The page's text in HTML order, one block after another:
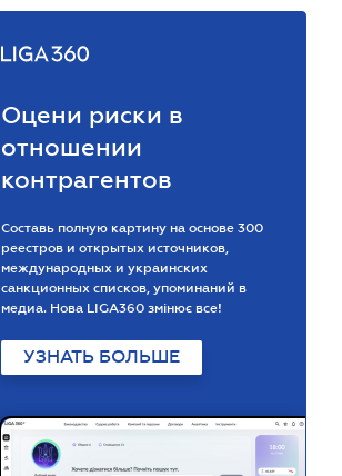
Оцени риски в
отношении
контрагентов
Составь полную картину на основе 300
реестров и открытых источников,
международных и украинских
санкционных списков, упоминаний в
медиа. Нова LIGA360 змінює все!
УЗНАТЬ БОЛЬШЕ